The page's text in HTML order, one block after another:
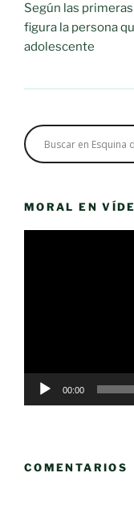
Según las
figura la persona
adolescente
MORAL EN
00:00
COMENTARIOS